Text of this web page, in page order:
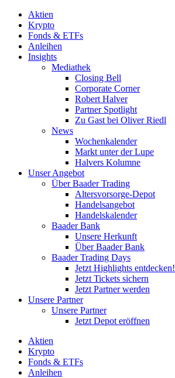
Aktien
Krypto
Fonds & ETFs
Anleihen
Insights
Mediathek
Closing Bell
Corporate Corner
Robert Halver
Partner Spotlight
Zu Gast bei Oliver Riedl
News
Wochenkalender
Markt unter der Lupe
Halvers Kolumne
Unser Angebot
Über Baader Trading
Altersvorsorge-Depot
Handelsangebot
Handelskalender
Baader Bank
Unsere Herkunft
Über Baader Bank
Baader Trading Days
Jetzt Highlights entdecken!
Jetzt Tickets sichern
Jetzt Partner werden
Unsere Partner
Unsere Partner
Jetzt Depot eröffnen
Aktien
Krypto
Fonds & ETFs
Anleihen